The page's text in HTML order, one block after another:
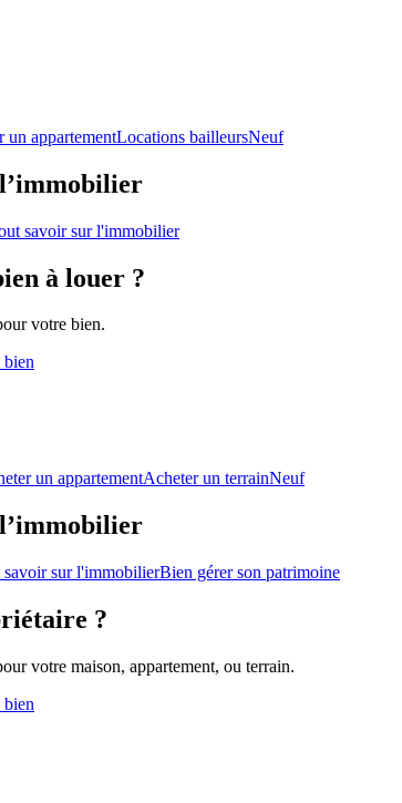
un appartementLocations bailleursNeuf
savoir sur l'immobilier
à louer ?
votre bien.
bien
un appartementAcheter un terrainNeuf
savoir sur l'immobilierBien gérer son patrimoine
?
votre maison, appartement, ou terrain.
bien